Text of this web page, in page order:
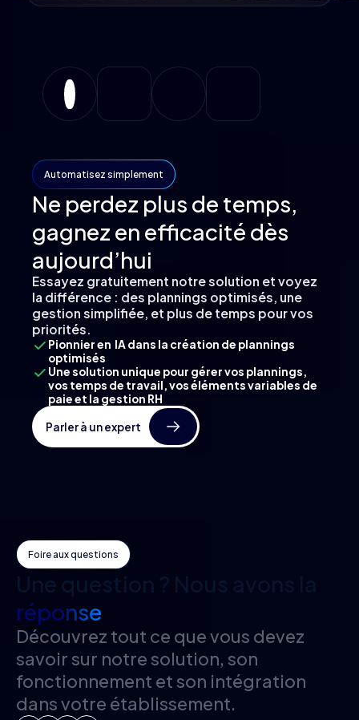
Automatisez simplement
Ne perdez plus de temps,
gagnez en efficacité dès
aujourd’hui
Essayez gratuitement notre solution et voyez
la différence : des plannings optimisés, une
gestion simplifiée, et plus de temps pour vos
priorités.
Pionnier en IA dans la création de plannings
optimisés
Une solution unique pour gérer vos plannings,
vos temps de travail, vos éléments variables de
paie et la gestion RH
Parler à un expert
Foire aux questions
Une question ? Nous avons la
réponse
Découvrez tout ce que vous devez
savoir sur notre solution, son
fonctionnement et son intégration
dans votre établissement.